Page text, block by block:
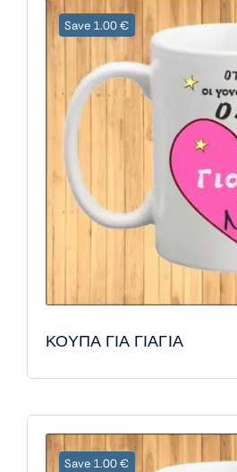
Save 1.00 €
ΚΟΥΠΑ ΓΙΑ ΓΙΑΓΙΑ
Save 1.00 €